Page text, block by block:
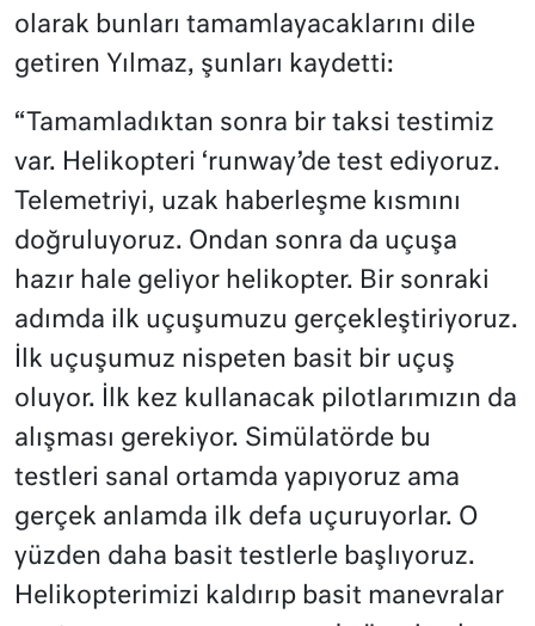
olarak bunları tamamlayacaklarını dile
getiren Yılmaz, şunları kaydetti:
“Tamamladıktan sonra bir taksi testimiz
var. Helikopteri ‘runway’de test ediyoruz.
Telemetriyi, uzak haberleşme kısmını
doğruluyoruz. Ondan sonra da uçuşa
hazır hale geliyor helikopter. Bir sonraki
adımda ilk uçuşumuzu gerçekleştiriyoruz.
İlk uçuşumuz nispeten basit bir uçuş
oluyor. İlk kez kullanacak pilotlarımızın da
alışması gerekiyor. Simülatörde bu
testleri sanal ortamda yapıyoruz ama
gerçek anlamda ilk defa uçuruyorlar. O
yüzden daha basit testlerle başlıyoruz.
Helikopterimizi kaldırıp basit manevralar